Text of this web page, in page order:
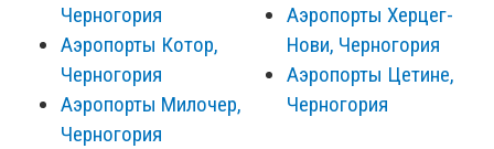
Черногория
Аэропорты Котор,
Черногория
Аэропорты Милочер,
Черногория
Аэропорты Херцег-
Нови, Черногория
Аэропорты Цетине,
Черногория